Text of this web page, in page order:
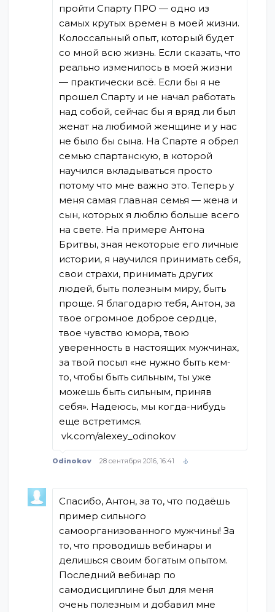
пройти Спарту ПРО — одно из
самых крутых времен в моей жизни.
Колоссальный опыт, который будет
со мной всю жизнь. Если сказать, что
реально изменилось в моей жизни
— практически всё. Если бы я не
прошел Спарту и не начал работать
над собой, сейчас бы я вряд ли был
женат на любимой женщине и у нас
не было бы сына. На Спарте я обрел
семью спартанскую, в которой
научился вкладываться просто
потому что мне важно это. Теперь у
меня самая главная семья — жена и
сын, которых я люблю больше всего
на свете. На примере Антона
Бритвы, зная некоторые его личные
истории, я научился принимать себя,
свои страхи, принимать других
людей, быть полезным миру, быть
проще. Я благодарю тебя, Антон, за
твое огромное доброе сердце,
твое чувство юмора, твою
уверенность в настоящих мужчинах,
за твой посыл «не нужно быть кем-
то, чтобы быть сильным, ты уже
можешь быть сильным, приняв
себя». Надеюсь, мы когда-нибудь
еще встретимся.
vk.com/alexey_odinokov
Odinokov 28 сентября 2016, 16:41
Спасибо, Антон, за то, что подаёшь
пример сильного
самоорганизованного мужчины! За
то, что проводишь вебинары и
делишься своим богатым опытом.
Последний вебинар по
самодисциплине был для меня
очень полезным и добавил мне